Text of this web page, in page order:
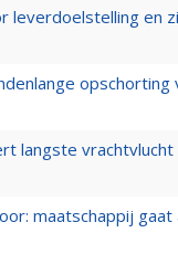
leverdoelstelling en
opschorting
langste
maatschappij